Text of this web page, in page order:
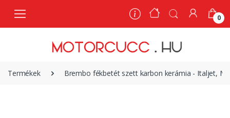
0
Termékek Brembo fékbetét szett karbon kerámia - Italjet,
0